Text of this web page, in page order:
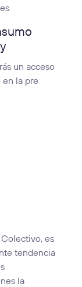
un acceso
en la pre
es
tendencia
la